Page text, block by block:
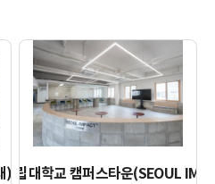
) 립대학교 캠퍼스타운(SEOUL